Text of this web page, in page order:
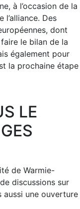
à l’occasion de la
l’alliance. Des
dont
le bilan de la
également pour
la prochaine étape
LE
de Warmie-
discussions sur
aussi une ouverture